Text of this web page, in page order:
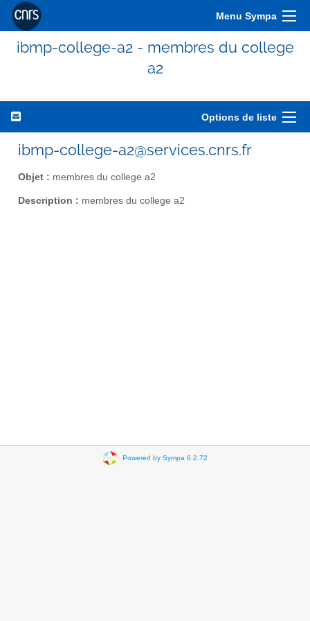
Menu Sympa
ibmp-college-a2 - membres du college
a2
Options de liste
ibmp-college-a2@services.cnrs.fr
Objet : membres du college a2
Description : membres du college a2
Powered by Sympa 6.2.72